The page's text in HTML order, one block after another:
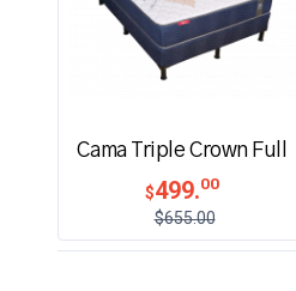
Cama Triple Crown Full
$499.00
$655.00